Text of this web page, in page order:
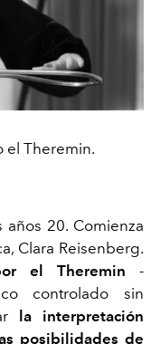
el Theremin.
20. Comienza
Clara Reisenberg.
el Theremin -
controlado sin
la interpretación
posibilidades de